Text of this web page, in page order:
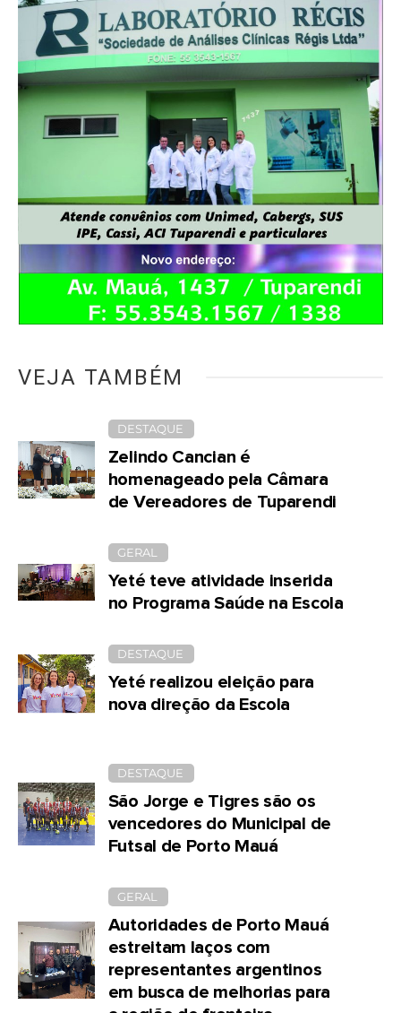
VEJA TAMBÉM
DESTAQUE
Zelindo Cancian é
homenageado pela Câmara
de Vereadores de Tuparendi
GERAL
Yeté teve atividade inserida
no Programa Saúde na Escola
DESTAQUE
Yeté realizou eleição para
nova direção da Escola
DESTAQUE
São Jorge e Tigres são os
vencedores do Municipal de
Futsal de Porto Mauá
GERAL
Autoridades de Porto Mauá
estreitam laços com
representantes argentinos
em busca de melhorias para